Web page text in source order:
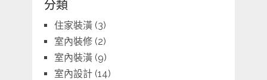
分類
住家裝潢(3)
室內裝修(2)
室內裝潢(9)
室內設計(14)